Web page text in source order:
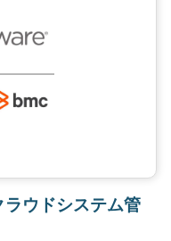
ウドシステム管